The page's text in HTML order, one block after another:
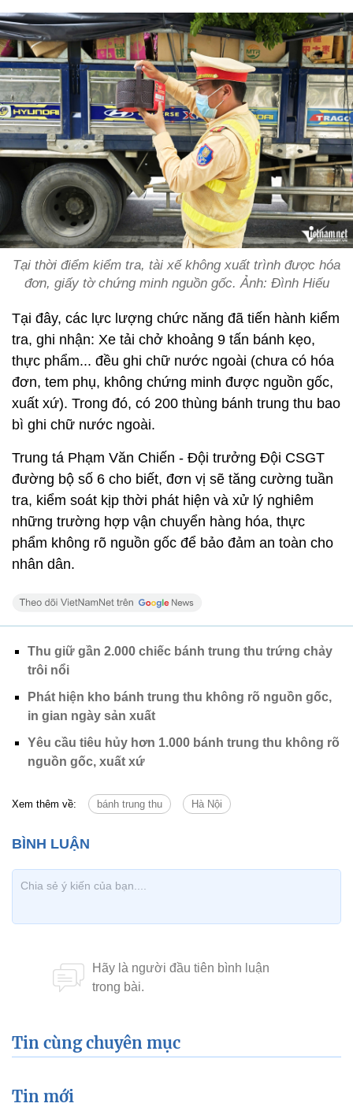
Tại thời điểm kiểm tra, tài xế không xuất trình được hóa
đơn, giấy tờ chứng minh nguồn gốc. Ảnh: Đình Hiếu
Tại đây, các lực lượng chức năng đã tiến hành kiểm
tra, ghi nhận: Xe tải chở khoảng 9 tấn bánh kẹo,
thực phẩm... đều ghi chữ nước ngoài (chưa có hóa
đơn, tem phụ, không chứng minh được nguồn gốc,
xuất xứ). Trong đó, có 200 thùng bánh trung thu bao
bì ghi chữ nước ngoài.
Trung tá Phạm Văn Chiến - Đội trưởng Đội CSGT
đường bộ số 6 cho biết, đơn vị sẽ tăng cường tuần
tra, kiểm soát kịp thời phát hiện và xử lý nghiêm
những trường hợp vận chuyển hàng hóa, thực
phẩm không rõ nguồn gốc để bảo đảm an toàn cho
nhân dân.
Thu giữ gần 2.000 chiếc bánh trung thu trứng chảy
trôi nổi
Phát hiện kho bánh trung thu không rõ nguồn gốc,
in gian ngày sản xuất
Yêu cầu tiêu hủy hơn 1.000 bánh trung thu không rõ
nguồn gốc, xuất xứ
Xem thêm về: bánh trung thu Hà Nội
Tin cùng chuyên mục
Tin mới